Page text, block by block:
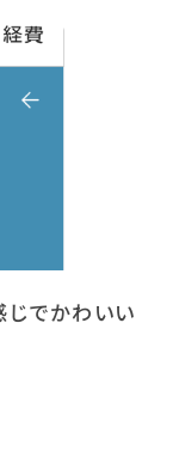
じでかわいい